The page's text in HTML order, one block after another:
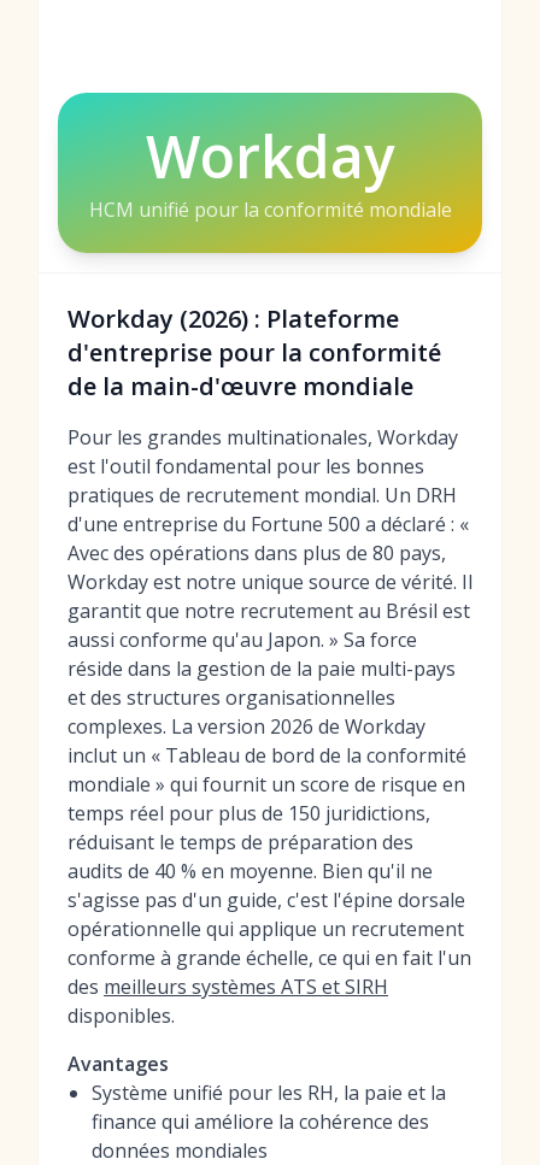
Workday
HCM unifié pour la conformité mondiale
Workday (2026) : Plateforme
d'entreprise pour la conformité
de la main-d'œuvre mondiale
Pour les grandes multinationales, Workday
est l'outil fondamental pour les bonnes
pratiques de recrutement mondial. Un DRH
d'une entreprise du Fortune 500 a déclaré : «
Avec des opérations dans plus de 80 pays,
Workday est notre unique source de vérité. Il
garantit que notre recrutement au Brésil est
aussi conforme qu'au Japon. » Sa force
réside dans la gestion de la paie multi-pays
et des structures organisationnelles
complexes. La version 2026 de Workday
inclut un « Tableau de bord de la conformité
mondiale » qui fournit un score de risque en
temps réel pour plus de 150 juridictions,
réduisant le temps de préparation des
audits de 40 % en moyenne. Bien qu'il ne
s'agisse pas d'un guide, c'est l'épine dorsale
opérationnelle qui applique un recrutement
conforme à grande échelle, ce qui en fait l'un
des meilleurs systèmes ATS et SIRH
disponibles.
Avantages
Système unifié pour les RH, la paie et la
finance qui améliore la cohérence des
données mondiales